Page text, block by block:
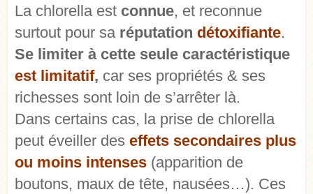
La chlorella est connue, et reconnue
surtout pour sa réputation détoxifiante.
Se limiter à cette seule caractéristique
est limitatif, car ses propriétés & ses
richesses sont loin de s’arrêter là.
Dans certains cas, la prise de chlorella
peut éveiller des effets secondaires plus
ou moins intenses (apparition de
boutons, maux de tête, nausées…). Ces